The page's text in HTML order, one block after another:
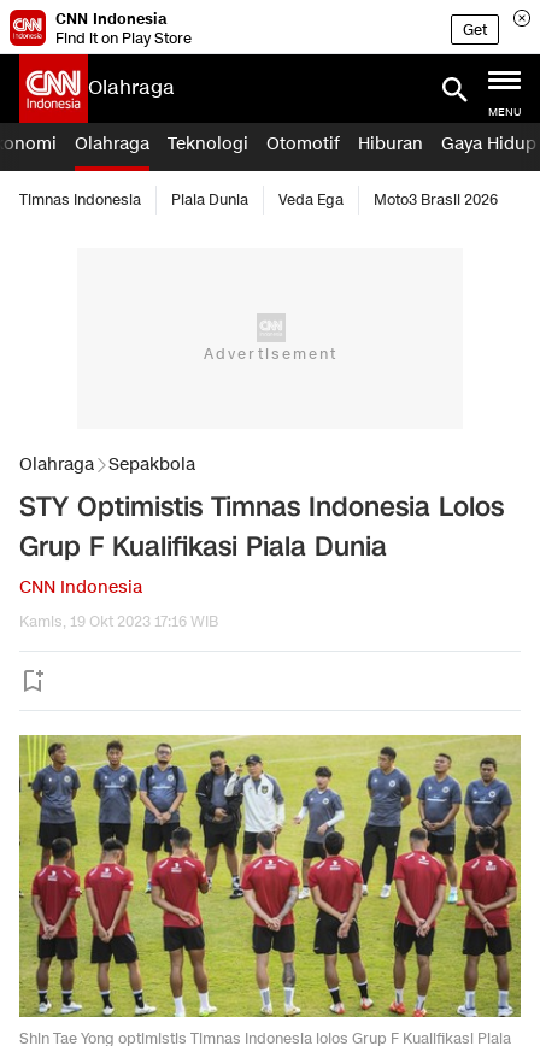
CNN Indonesia
Find it on Play Store
Get
Olahraga
MENU
Olahraga Teknologi Otomotif Hiburan Gaya Hidup
Timnas Indonesia Piala Dunia Veda Ega Moto3 Brasil 2026
Olahraga Sepakbola
STY Optimistis Timnas Indonesia Lolos
Grup F Kualifikasi Piala Dunia
CNN Indonesia
Kamis, 19 Okt 2023 17:16 WIB
Shin Tae Yong optimistis Timnas Indonesia lolos Grup F Kualifikasi Piala